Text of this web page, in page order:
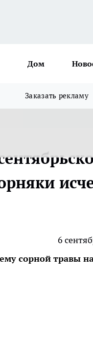
Дом
Заказать рекламу
6
сорной травы